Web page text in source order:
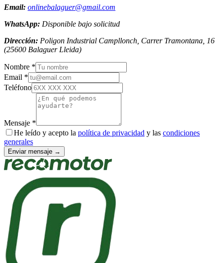
Email: onlinebalaguer@gmail.com
WhatsApp: Disponible bajo solicitud
Dirección: Poligon Industrial Campllonch, Carrer Tramontana, 16
(25600 Balaguer Lleida)
Nombre *
Email *
Teléfono
Mensaje *
He leído y acepto la política de privacidad y las condiciones
generales
Enviar mensaje →